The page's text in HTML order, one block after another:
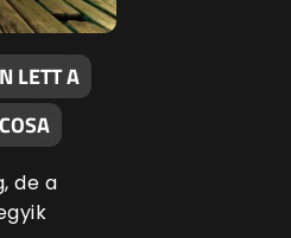
LETT A
de a